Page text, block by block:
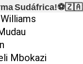
Sudáfrica!⚽🇿🇦
Mbokazi